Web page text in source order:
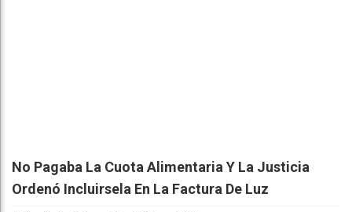
No Pagaba La Cuota Alimentaria Y La Justicia
Ordenó Incluirsela En La Factura De Luz